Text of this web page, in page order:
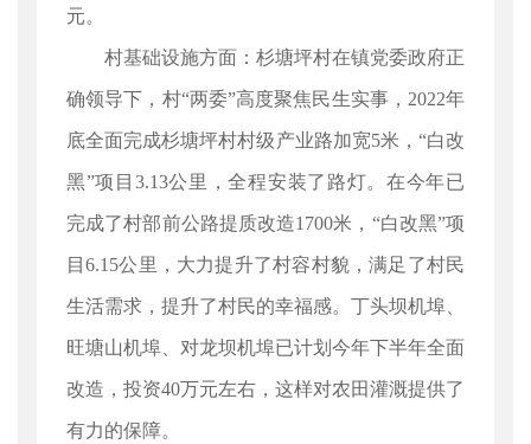
元。
村基础设施方面：杉塘坪村在镇党委政府正
确领导下，村“两委”高度聚焦民生实事，2022年
底全面完成杉塘坪村村级产业路加宽5米，“白改
黑”项目3.13公里，全程安装了路灯。在今年已
完成了村部前公路提质改造1700米，“白改黑”项
目6.15公里，大力提升了村容村貌，满足了村民
生活需求，提升了村民的幸福感。丁头坝机埠、
旺塘山机埠、对龙坝机埠已计划今年下半年全面
改造，投资40万元左右，这样对农田灌溉提供了
有力的保障。